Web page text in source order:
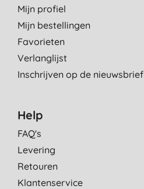
Mijn profiel
Mijn bestellingen
Favorieten
Verlanglijst
Inschrijven op de nieuwsbrief
Help
FAQ's
Levering
Retouren
Klantenservice